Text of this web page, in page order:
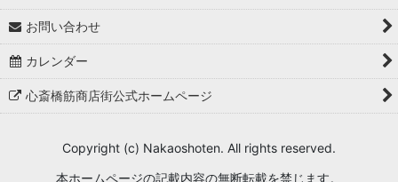
お問い合わせ
カレンダー
心斎橋筋商店街公式ホームページ
Copyright (c) Nakaoshoten. All rights reserved.
本ホームページの記載内容の無断転載を禁じます。